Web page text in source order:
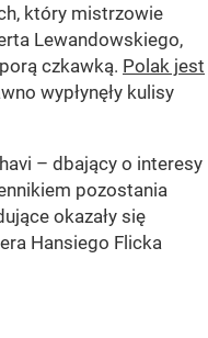
który mistrzowie
Lewandowskiego,
czkawką. Polak jest
wypłynęły kulisy
– dbający o interesy
pozostania
okazały się
Hansiego Flicka